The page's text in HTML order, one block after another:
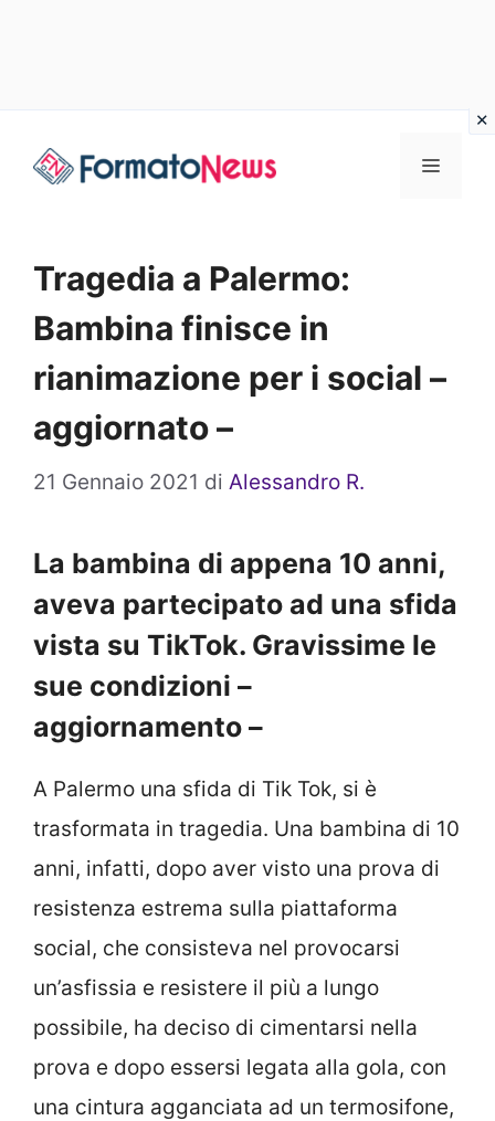
Menu
Tragedia a Palermo:
Bambina finisce in
rianimazione per i social –
aggiornato –
21 Gennaio 2021 di Alessandro R.
La bambina di appena 10 anni,
aveva partecipato ad una sfida
vista su TikTok. Gravissime le
sue condizioni –
aggiornamento –
A Palermo una sfida di Tik Tok, si è
trasformata in tragedia. Una bambina di 10
anni, infatti, dopo aver visto una prova di
resistenza estrema sulla piattaforma
social, che consisteva nel provocarsi
un’asfissia e resistere il più a lungo
possibile, ha deciso di cimentarsi nella
prova e dopo essersi legata alla gola, con
una cintura agganciata ad un termosifone,